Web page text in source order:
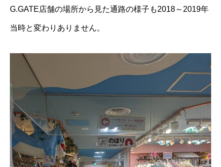
G.GATE店舗の場所から見た通路の様子も2018～2019年
当時と変わりありません。